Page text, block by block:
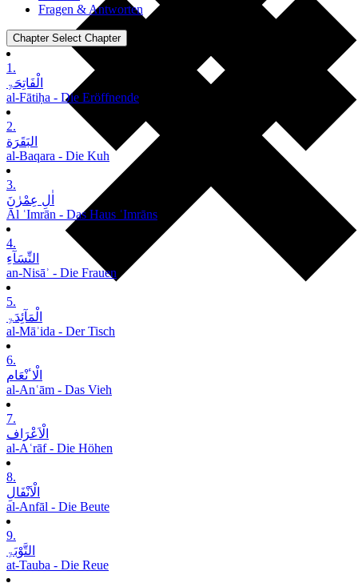
Fragen & Antworten
Chapter Select Chapter
1.
الْفَاتِحَۃِ
al-Fātiḥa - Die Eröffnende
2.
البَقَرَة
al-Baqara - Die Kuh
3.
اٰلِ عِمْرٰنَ
Āl ʿImrān - Das Haus ʿImrāns
4.
النِّسَآءِ
an-Nisāʾ - Die Frauen
5.
الْمَآئِدَۃِ
al-Māʾida - Der Tisch
6.
الْاٴنْعَام
al-Anʿām - Das Vieh
7.
الْاَعْرَاف
al-Aʿrāf - Die Höhen
8.
الْاَنْفَالِ
al-Anfāl - Die Beute
9.
التَّوْبَۃِ
at-Tauba - Die Reue